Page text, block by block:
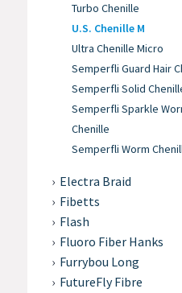
Turbo Chenille
U.S. Chenille M
Ultra Chenille Micro
Semperfli Guard Hair
Semperfli Solid
Semperfli Sparkle
Chenille
Semperfli Worm
Electra Braid
Fibetts
Flash
Fluoro Fiber Hanks
Furrybou Long
FutureFly Fibre